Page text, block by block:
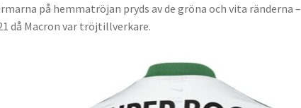
på hemmatröjan pryds av de gröna och vita ränderna
då Macron var tröjtillverkare.